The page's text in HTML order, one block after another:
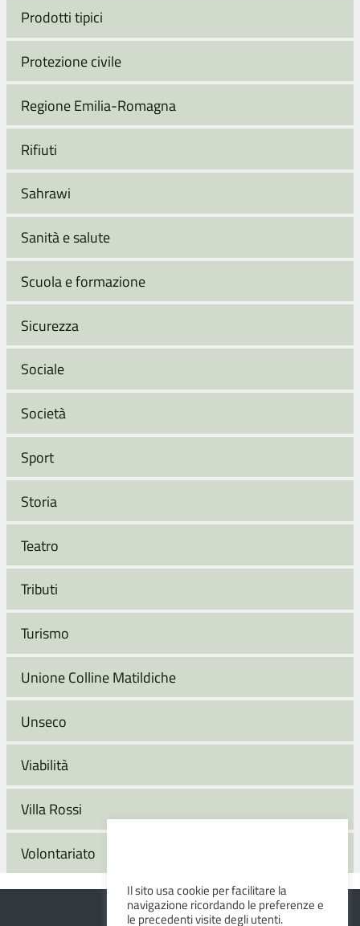
Prodotti tipici
Protezione civile
Regione Emilia-Romagna
Rifiuti
Sahrawi
Sanità e salute
Scuola e formazione
Sicurezza
Sociale
Società
Sport
Storia
Teatro
Tributi
Turismo
Unione Colline Matildiche
Unseco
Viabilità
Villa Rossi
Volontariato
Il sito usa cookie per facilitare la
navigazione ricordando le preferenze e
le precedenti visite degli utenti.